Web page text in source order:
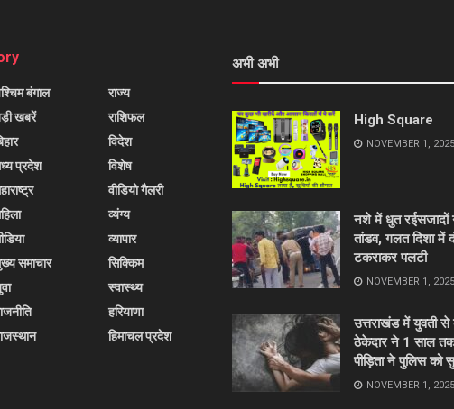
बंगाल
खबरें
प्रदेश
समाचार
राज्य
राशिफल
विदेश
विशेष
वीडियो गैलरी
व्यंग्य
व्यापार
सिक्किम
स्वास्थ्य
हरियाणा
हिमाचल प्रदेश
अभी अभी
High Square
NOVEMBER 1, 2025
नशे में धुत रईसजादों
तांडव, गलत दिशा में
टकराकर पलटी
NOVEMBER 1, 2025
उत्तराखंड में युवती से
ठेकेदार ने 1 साल तक
पीड़िता ने पुलिस को
NOVEMBER 1, 2025